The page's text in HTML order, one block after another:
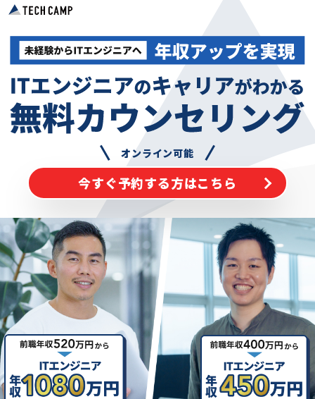
オンライン可能
今すぐ予約する方はこちら